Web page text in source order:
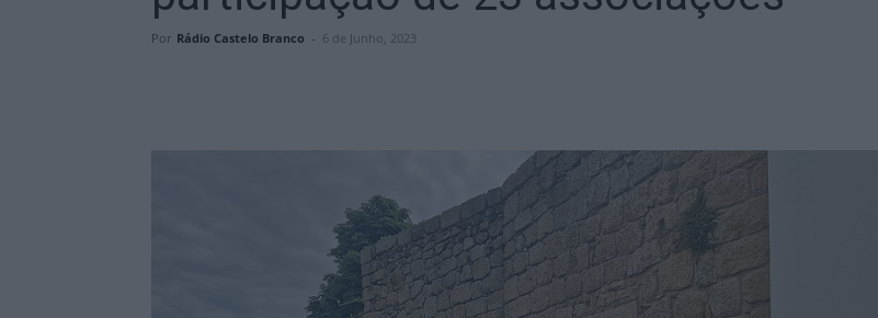
Por Rádio Castelo Branco - 6 de Junho, 2023